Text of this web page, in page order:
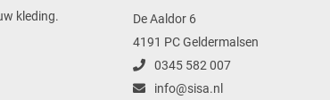
kleding.
De Aaldor 6
4191 PC Geldermalsen
0345 582 007
info@sisa.nl